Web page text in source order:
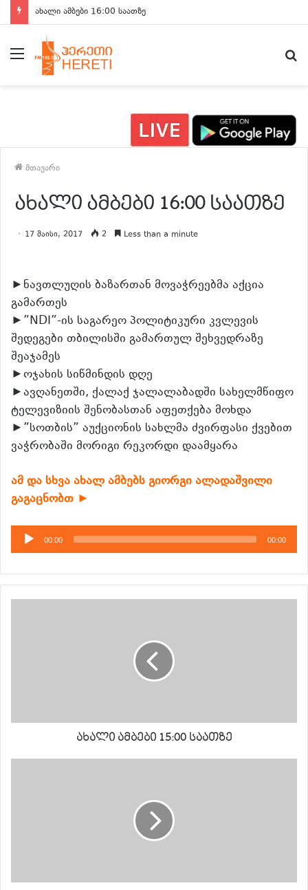
ახალი ამბები 16:00 საათზე
მენიუ
მთავარი
ახალი ამბები 16:00 საათზე
17 მაისი, 2017 2 Less than a minute
►ნავთლუღის ბაზართან მოვაჭრეებმა აქცია
გამართეს
►”NDI”-ის საგარეო პოლიტიკური კვლევის
შედეგები თბილისში გამართულ შეხვედრაზე
შეაჯამეს
►ოჯახის სიწმინდის დღე
►ავღანეთში, ქალაქ ჯალალაბადში სახელმწიფო
ტელევიზიის შენობასთან აფეთქება მოხდა
►”სოთბის” აუქციონის სახლმა ძვირფასი ქვებით
ვაჭრობაში მორიგი რეკორდი დაამყარა
ამ და სხვა ახალ ამბებს გიორგი ალადაშვილი
გაგაცნობთ ►
აუდიო
დამკვრელი
00:00 00:00
ახალი ამბები 15:00 საათზე